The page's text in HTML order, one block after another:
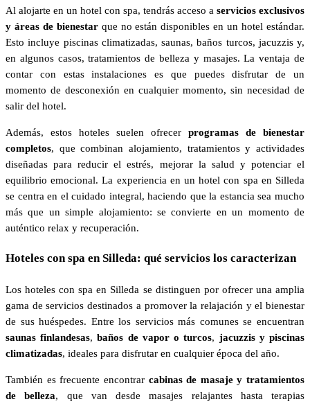
Al alojarte en un hotel con spa, tendrás acceso a servicios exclusivos
y áreas de bienestarque no están disponibles en un hotel estándar.
Esto incluye piscinas climatizadas, saunas, baños turcos, jacuzzis y,
en algunos casos, tratamientos de belleza y masajes. La ventaja de
contar con estas instalaciones es que puedes disfrutar de un
momento de desconexión en cualquier momento, sin necesidad de
salir del hotel.
Además, estos hoteles suelen ofrecer programas de bienestar
completos, que combinan alojamiento, tratamientos y actividades
diseñadas para reducir el estrés, mejorar la salud y potenciar el
equilibrio emocional. La experiencia en un hotel con spa en Silleda
se centra en el cuidado integral, haciendo que la estancia sea mucho
más que un simple alojamiento: se convierte en un momento de
auténtico relax y recuperación.
Hoteles con spa en Silleda: qué servicios los caracterizan
Los hoteles con spa en Silleda se distinguen por ofrecer una amplia
gama de servicios destinados a promover la relajación y el bienestar
de sus huéspedes. Entre los servicios más comunes se encuentran
saunas finlandesas,baños de vapor o turcos, jacuzzis y piscinas
climatizadas, ideales para disfrutar en cualquier época del año.
También es frecuente encontrar cabinas de masaje y tratamientos
de belleza, que van desde masajes relajantes hasta terapias